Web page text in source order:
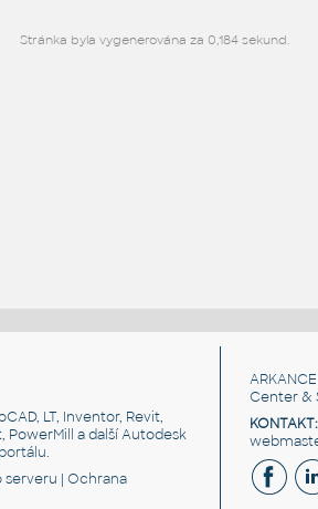
Stránka byla vygenerována za 0,184 sekund.
LT, Inventor, Revit,
PowerMill a další Autodesk
.
serveru |Ochrana
ARKANCE
Center &
KONTAKT: